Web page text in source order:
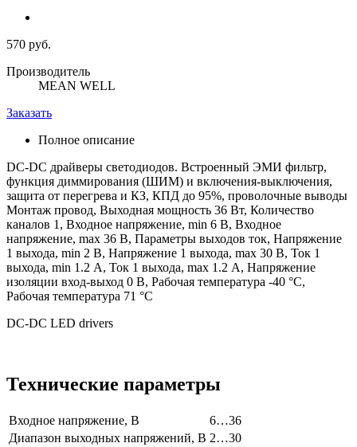
570 руб.
Производитель
MEAN WELL
Заказать
Полное описание
DC-DC драйверы светодиодов. Встроенный ЭМИ фильтр,
функция диммирования (ШИМ) и включения-выключения,
защита от перегрева и КЗ, КПД до 95%, проволочные выводы
Монтаж провод, Выходная мощность 36 Вт, Количество
каналов 1, Входное напряжение, min 6 В, Входное
напряжение, max 36 В, Параметры выходов ток, Напряжение
1 выхода, min 2 В, Напряжение 1 выхода, max 30 В, Ток 1
выхода, min 1.2 А, Ток 1 выхода, max 1.2 А, Напряжение
изоляции вход-выход 0 В, Рабочая температура -40 °C,
Рабочая температура 71 °C
DC-DC LED drivers
Технические параметры
Входное напряжение, В
6…36
Диапазон выходных напряжений, В 2…30